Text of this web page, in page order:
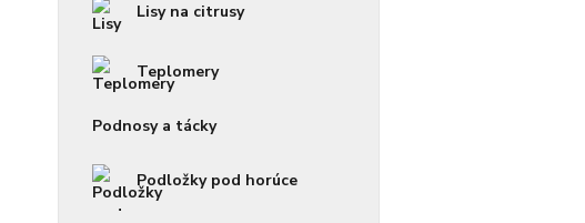
Lisy na citrusy
Teplomery
Podnosy a tácky
Podložky pod horúce